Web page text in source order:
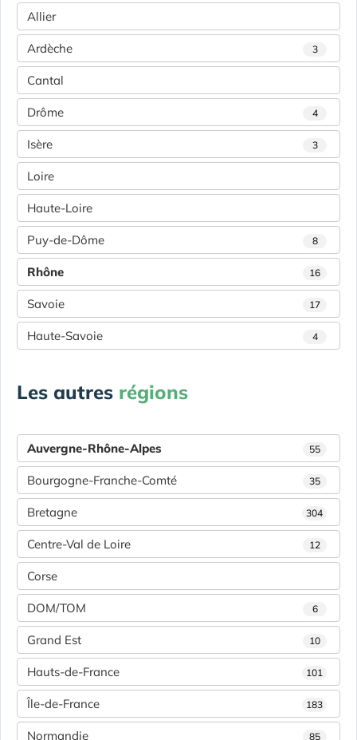
Allier
Ardèche 3
Cantal
Drôme 4
Isère 3
Loire
Haute-Loire
Puy-de-Dôme 8
Rhône 16
Savoie 17
Haute-Savoie 4
Les autres régions
Auvergne-Rhône-Alpes 55
Bourgogne-Franche-Comté 35
Bretagne 304
Centre-Val de Loire 12
Corse
DOM/TOM 6
Grand Est 10
Hauts-de-France 101
Île-de-France 183
Normandie 85